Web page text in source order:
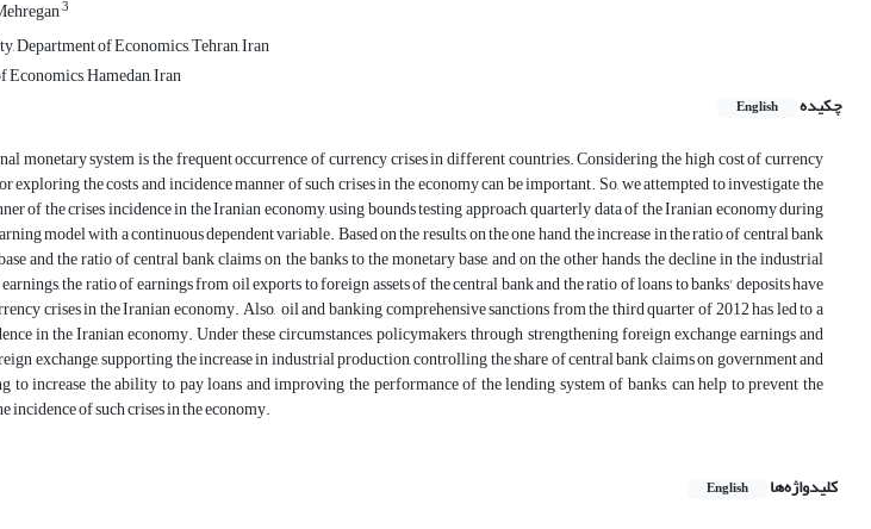
3
Department of Economics, Tehran, Iran
Hamedan, Iran
چکیده
English
monetary system is the frequent occurrence of currency crises in different countries. Considering the high cost of currency
exploring the costs and incidence manner of such crises in the economy can be important. So, we attempted to investigate the
of the crises incidence in the Iranian economy, using bounds testing approach, quarterly data of the Iranian economy during
model with a continuous dependent variable. Based on the results, on the one hand, the increase in the ratio of central bank
and the ratio of central bank claims on the banks to the monetary base, and on the other hands, the decline in the industrial
the ratio of earnings from oil exports to foreign assets of the central bank and the ratio of loans to banks' deposits have
crises in the Iranian economy. Also, oil and banking comprehensive sanctions from the third quarter of 2012 has led to a
in the Iranian economy. Under these circumstances, policymakers, through strengthening foreign exchange earnings and
exchange, supporting the increase in industrial production, controlling the share of central bank claims on government and
to increase the ability to pay loans and improving the performance of the lending system of banks, can help to prevent the
incidence of such crises in the economy.
کلیدواژه‌ها English